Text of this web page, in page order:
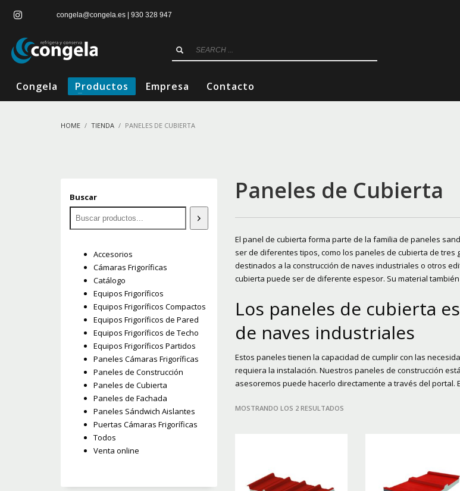
congela@congela.es | 930 328 947
Congela Productos Empresa Contacto
HOME TIENDA PANELES DE CUBIERTA
Paneles de Cubierta
El panel de cubierta forma parte de la familia de paneles
ser de diferentes tipos, como los paneles de cubierta de
destinados a la construcción de naves industriales o otros
cubierta puede ser de diferente espesor. Su material
Los paneles de cubierta
de naves industriales
Estos paneles tienen la capacidad de cumplir con las
requiera la instalación. Nuestros paneles de construcción
asesoremos puede hacerlo directamente a través del
MOSTRANDO LOS 2 RESULTADOS
Buscar
Accesorios
Cámaras Frigoríficas
Catálogo
Equipos Frigoríficos
Equipos Frigoríficos Compactos
Equipos Frigoríficos de Pared
Equipos Frigoríficos de Techo
Equipos Frigoríficos Partidos
Paneles Cámaras Frigoríficas
Paneles de Construcción
Paneles de Cubierta
Paneles de Fachada
Paneles Sándwich Aislantes
Puertas Cámaras Frigoríficas
Todos
Venta online